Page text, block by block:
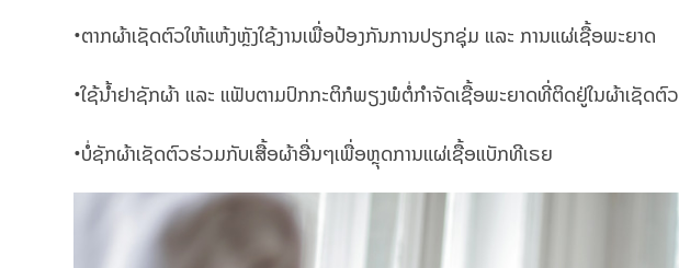
•ຕາກຜ້າເຊັດຕົວໃຫ້ແຫ້ງຫຼັງໃຊ້ງານເພື່ອປ້ອງກັນການປຽກຊຸ່ມ ແລະ ການແຜ່ເຊື້ອພະຍາດ
•ໃຊ້ນໍ້າຢາຊັກຜ້າ ແລະ ແຟັບຕາມປົກກະຕິກໍພຽງພໍຕໍ່ກໍາຈັດເຊື້ອພະຍາດທີ່ຕິດຢູ່ໃນຜ້າເຊັດຕົວ
•ບໍ່ຊັກຜ້າເຊັດຕົວຮ່ວມກັບເສື້ອຜ້າອື່ນໆເພື່ອຫຼຸດການແຜ່ເຊື້ອແບັກທີເຣຍ